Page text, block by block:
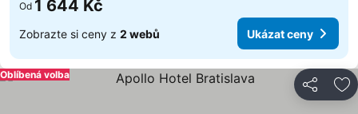
Od 1 644 Kč
Zobrazte si ceny z 2 webů Ukázat ceny
Sdílet
Oblíbená volba